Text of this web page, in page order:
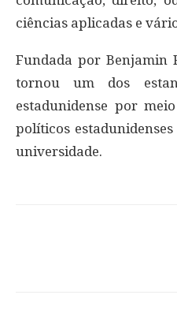
ciências aplicadas e
Fundada por Benjamin
tornou um dos
estadunidense por
políticos
universidade.